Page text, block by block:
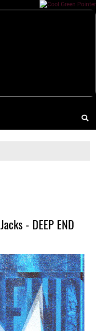
- DEEP END